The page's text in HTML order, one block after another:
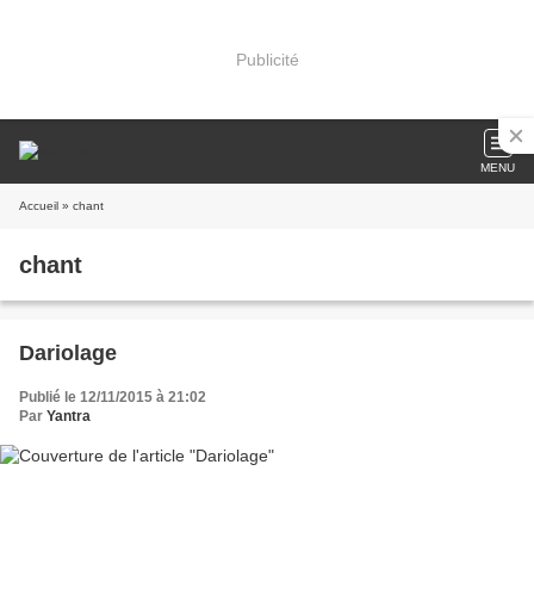
Publicité
MENU
Accueil » chant
chant
Dariolage
Publié le 12/11/2015 à 21:02
Par Yantra